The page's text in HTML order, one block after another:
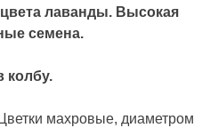
лаванды. Высокая
семена.
колбу.
махровые, диаметром